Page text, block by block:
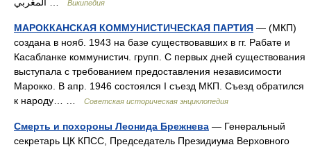
Википедия
МАРОККАНСКАЯ КОММУНИСТИЧЕСКАЯ ПАРТИЯ — (МКП)
создана в нояб. 1943 на базе существовавших в гг. Рабате и
Касабланке коммунистич. групп. С первых дней существования
выступала с требованием предоставления независимости
Марокко. В апр. 1946 состоялся I съезд МКП. Съезд обратился
к народу… …
Советская историческая энциклопедия
Смерть и похороны Леонида Брежнева — Генеральный
секретарь ЦК КПСС, Председатель Президиума Верховного